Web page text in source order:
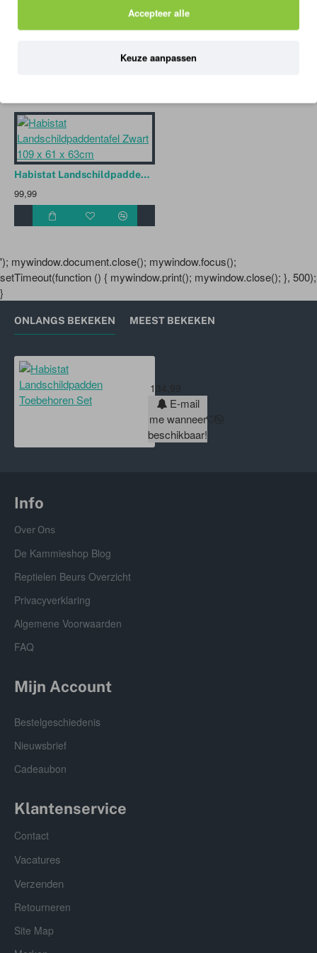
• Arcadia Earth Pro FlowerBoost
• HabiStat bacteriedodende reiniger
Dit is Excl. Landschildpadden verblijf!
Tags: habistat landschildpadden toebehoren
set
Habistat Landschildpaddentafel Zwart 109 x 61 x 63cm
99,99
'); mywindow.document.close(); mywindow.focus();
setTimeout(function () { mywindow.print(); mywindow.close(); }, 500);
}
ONLANGS BEKEKEN MEEST BEKEKEN
134,99
E-mail
me wanneer
beschikbaar!
Info
Over Ons
De Kammieshop Blog
Reptielen Beurs Overzicht
Privacyverklaring
Algemene Voorwaarden
FAQ
Mijn Account
Bestelgeschiedenis
Nieuwsbrief
Cadeaubon
Klantenservice
Contact
Vacatures
Verzenden
Retourneren
Site Map
Accepteer alle
Keuze aanpassen